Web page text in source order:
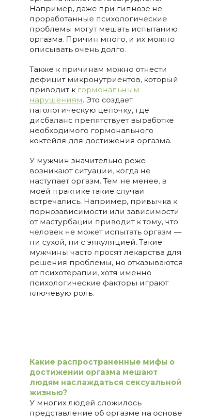
Например, даже при гипнозе не
проработанные психологические
проблемы могут мешать испытанию
оргазма. Причин много, и их можно
описывать очень долго.
Также к причинам можно отнести
дефицит микронутриентов, который
приводит к гормональным
нарушениям. Это создает
патологическую цепочку, где
дисбаланс препятствует выработке
необходимого гормонального
коктейля для достижения оргазма.
У мужчин значительно реже
возникают ситуации, когда не
наступает оргазм. Тем не менее, в
моей практике такие случаи
встречались. Например, привычка к
порнозависимости или зависимости
от мастурбации приводит к тому, что
человек не может испытать оргазм —
ни сухой, ни с эякуляцией. Такие
мужчины часто просят лекарства для
решения проблемы, но отказываются
от психотерапии, хотя именно
психологические факторы играют
ключевую роль.
Какие распространенные мифы о
достижении оргазма мешают
людям наслаждаться сексуальной
жизнью?
У многих людей сложилось
представление об оргазме на основе